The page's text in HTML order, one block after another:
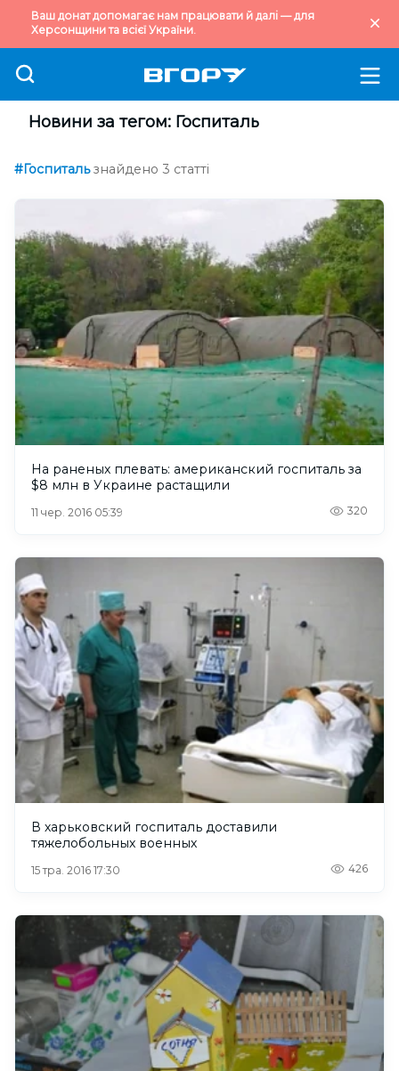
Ваш донат допомагає нам працювати й далі — для
Херсонщини та всієї України.
Новини за тегом: Госпиталь
#Госпиталь знайдено 3 статті
На раненых плевать: американский госпиталь за
$8 млн в Украине растащили
11 чер. 2016 05:39 320
В харьковский госпиталь доставили
тяжелобольных военных
15 тра. 2016 17:30 426